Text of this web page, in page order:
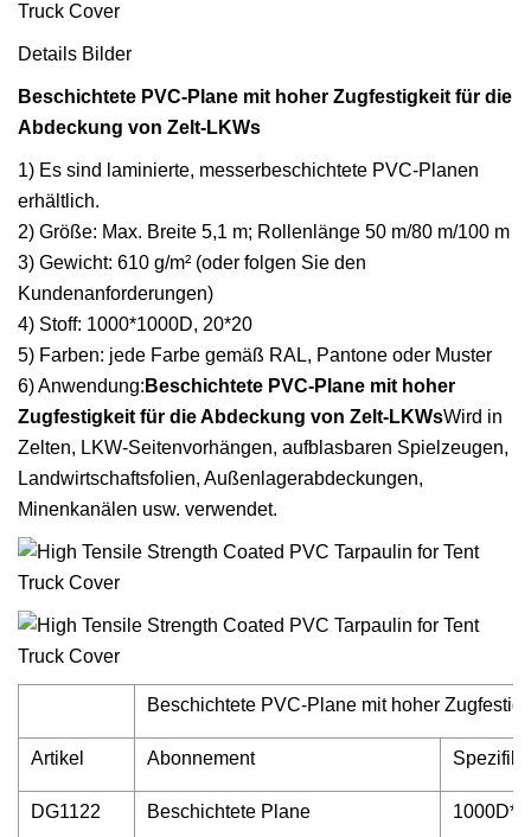
Details Bilder
Beschichtete PVC-Plane mit hoher Zugfestigkeit für die
Abdeckung von Zelt-LKWs
1) Es sind laminierte, messerbeschichtete PVC-Planen
erhältlich.
2) Größe: Max. Breite 5,1 m; Rollenlänge 50 m/80 m/100 m
3) Gewicht: 610 g/m² (oder folgen Sie den
Kundenanforderungen)
4) Stoff: 1000*1000D, 20*20
5) Farben: jede Farbe gemäß RAL, Pantone oder Muster
6) Anwendung: Beschichtete PVC-Plane mit hoher
Zugfestigkeit für die Abdeckung von Zelt-LKWsWird in
Zelten, LKW-Seitenvorhängen, aufblasbaren Spielzeugen,
Landwirtschaftsfolien, Außenlagerabdeckungen,
Minenkanälen usw. verwendet.
Beschichtete PVC-Plane mit hoher
Artikel Abonnement
DG1122 Beschichtete Plane